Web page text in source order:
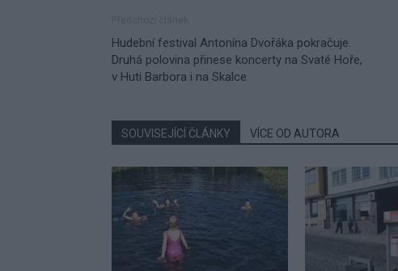
Hudební festival Antonína Dvořáka pokračuje.
Druhá polovina přinese koncerty na Svaté Hoře,
v Huti Barbora i na Skalce
SOUVISEJÍCÍ ČLÁNKY VÍCE OD AUTORA